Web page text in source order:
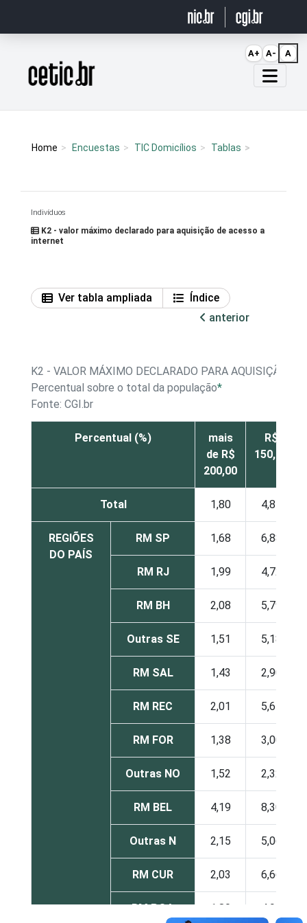
Página inicial
Home Encuestas TIC Domicílios Tablas
Indivíduos
K2 - valor máximo declarado para aquisição de acesso a
internet
Ver tabla ampliada
Índice
anterior
K2 - VALOR MÁXIMO DECLARADO PARA AQUISIÇÃO
Percentual sobre o total da população*
Fonte: CGI.br
Percentual (%)
mais
de R$
200,00
R$
150,00
Total 1,80 4,81
REGIÕES
DO PAÍS
RM SP 1,68 6,88
RM RJ 1,99 4,72
RM BH 2,08 5,79
Outras SE 1,51 5,18
RM SAL 1,43 2,90
RM REC 2,01 5,61
RM FOR 1,38 3,00
Outras NO 1,52 2,32
RM BEL 4,19 8,30
Outras N 2,15 5,06
RM CUR 2,03 6,66
RM POA 1,80 4,93
A+ A- A